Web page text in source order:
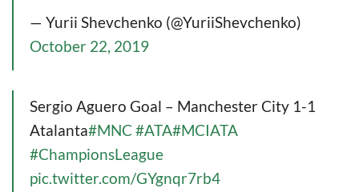
— Yurii Shevchenko (@YuriiShevchenko)
October 22, 2019
Sergio Aguero Goal – Manchester City 1-1
Atalanta#MNC #ATA#MCIATA
#ChampionsLeague
pic.twitter.com/GYgnqr7rb4